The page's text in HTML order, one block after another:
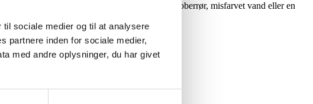
sociale medier og til at analysere
partnere inden for sociale medier,
med andre oplysninger, du har givet
der hyppigt dryp, grønne belægninger ved kobberrør, misfarvet vand eller en